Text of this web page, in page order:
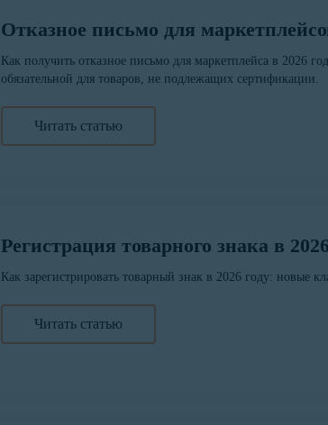
Отказное письмо для
Как получить отказное письмо для маркетплейса в 2026
обязательной для товаров, не подлежащих сертификации.
Читать статью
Регистрация товарного знака в
Как зарегистрировать товарный знак в 2026 году:
Читать статью